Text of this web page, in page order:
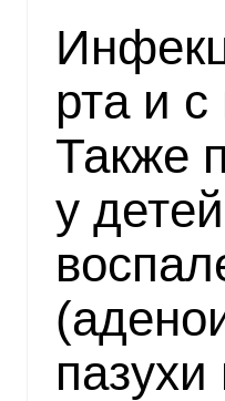
рта и
Также
у
пазухи